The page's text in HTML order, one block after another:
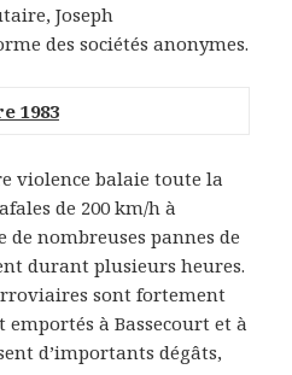
Joseph
des sociétés anonymes.
1983
violence balaie toute la
de 200 km/h à
de nombreuses pannes de
durant plusieurs heures.
sont fortement
à Bassecourt et à
d’importants dégâts,